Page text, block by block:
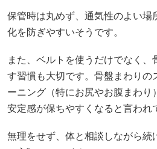
保管時は丸めず、通気性のよい場
化を防ぎやすいそうです。
また、ベルトを使うだけでなく
す習慣も大切です。骨盤まわりの
ーニング（特にお尻やお腹まわり
安定感が保ちやすくなると言われ
無理をせず、体と相談しながら続